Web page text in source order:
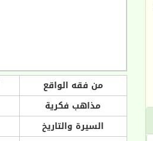
من فقه الواقع
مذاهب فكرية
السيرة والتاريخ